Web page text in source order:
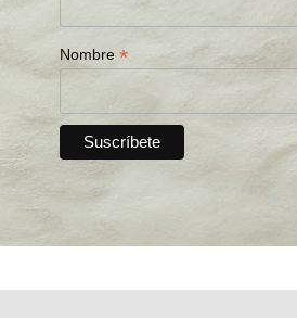
Nombre*